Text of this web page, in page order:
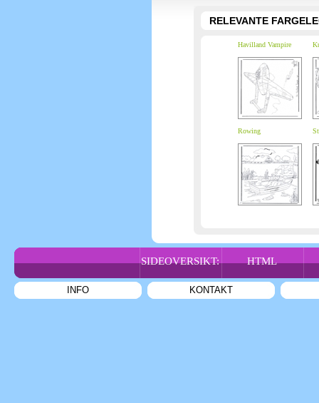
RELEVANTE
Havilland Vampire
Rowing
SIDEOVERSIKT: HTML
INFO KONTAKT